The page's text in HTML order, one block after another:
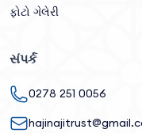
ફોટો ગેલેરી
સંપર્ક
0278 251 0056